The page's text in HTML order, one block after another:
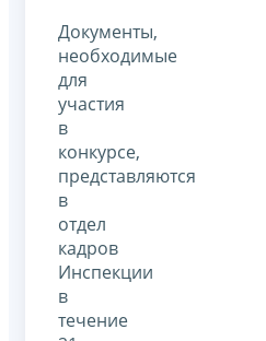
Документы,
необходимые
для
участия
в
конкурсе,
представляются
в
отдел
кадров
Инспекции
в
течение